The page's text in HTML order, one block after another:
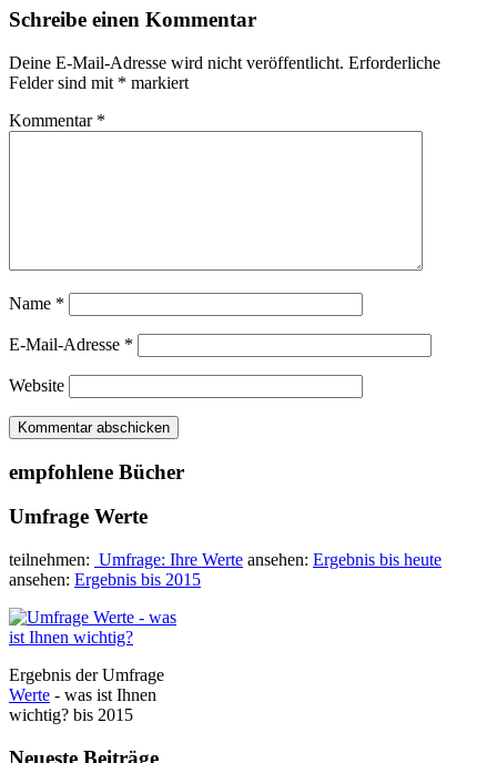
Schreibe einen Kommentar
Deine E-Mail-Adresse wird nicht veröffentlicht. Erforderliche
Felder sind mit * markiert
Kommentar *
Name *
E-Mail-Adresse *
Website
empfohlene Bücher
Umfrage Werte
teilnehmen: Umfrage: Ihre Werte ansehen: Ergebnis bis heute
ansehen: Ergebnis bis 2015
Ergebnis der Umfrage
Werte - was ist Ihnen
wichtig? bis 2015
Neueste Beiträge